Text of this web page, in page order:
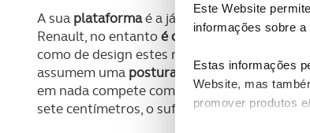
Este Website
informações sobre
Estas informações
Website, mas
promover produtos
A sua plataformaé a já conhecidaCMF-CD
Renault, no entantoé com o Austral que
como de design estes modelos assumem
assumem uma postura forte e design
em nada compete com ele, visto que é
sete centímetros, o suficiente para aplicar